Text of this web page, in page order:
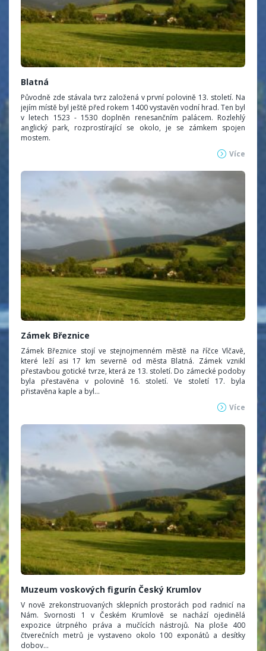
Blatná
Původně zde stávala tvrz založená v první polovině 13. století. Na
jejím místě byl ještě před rokem 1400 vystavěn vodní hrad. Ten byl
v letech 1523 - 1530 doplněn renesančním palácem. Rozlehlý
anglický park, rozprostírající se okolo, je se zámkem spojen
mostem.
Více
Zámek Březnice
Zámek Březnice stojí ve stejnojmenném městě na říčce Vlčavě,
které leží asi 17 km severně od města Blatná. Zámek vznikl
přestavbou gotické tvrze, která ze 13. století. Do zámecké podoby
byla přestavěna v polovině 16. století. Ve století 17. byla
přistavěna kaple a byl...
Více
Muzeum voskových figurín Český Krumlov
V nově zrekonstruovaných sklepních prostorách pod radnicí na
Nám. Svornosti 1 v Českém Krumlově se nachází ojedinělá
expozice útrpného práva a mučících nástrojů. Na ploše 400
čtverečních metrů je vystaveno okolo 100 exponátů a desítky
dobov...